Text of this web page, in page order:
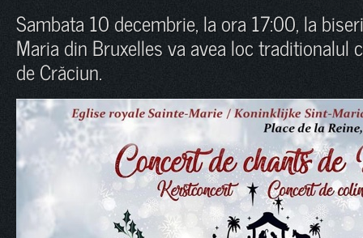
Sambata 10 decembrie, la ora 17:00, la
Maria din Bruxelles va avea loc traditionalul
de Crăciun.